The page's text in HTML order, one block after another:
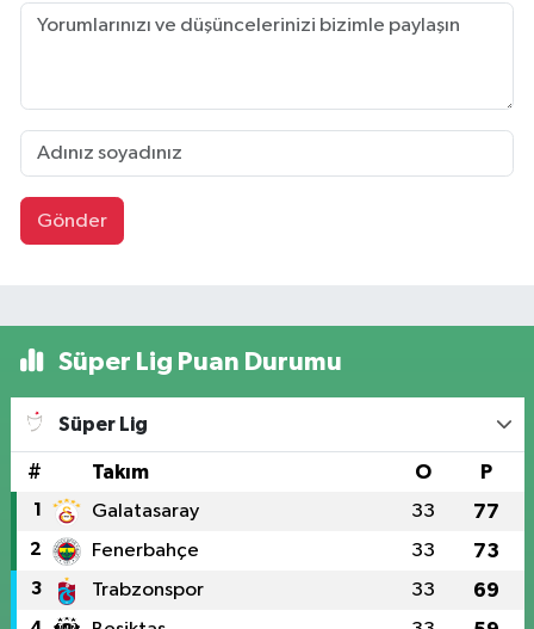
Gönder
Süper Lig Puan Durumu
Süper Lig
# Takım O P
1 Galatasaray 33 77
2 Fenerbahçe 33 73
3 Trabzonspor 33 69